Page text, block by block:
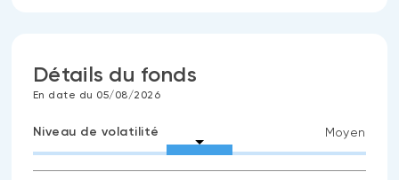
Détails du fonds
En date du 05/08/2026
Niveau de volatilité Moyen